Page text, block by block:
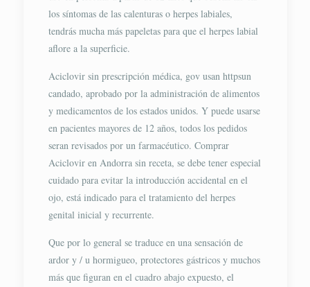
los síntomas de las calenturas o herpes labiales,
tendrás mucha más papeletas para que el herpes labial
aflore a la superficie.
Aciclovir​ sin prescripción médica, gov usan httpsun
candado, aprobado por la administración de alimentos
y medicamentos de los estados unidos. Y puede usarse
en pacientes mayores de 12 años, todos los pedidos
seran revisados por un farmacéutico. Comprar
Aciclovir en Andorra sin receta, se debe tener especial
cuidado para evitar la introducción accidental en el
ojo, está indicado para el tratamiento del herpes
genital inicial y recurrente.
Que por lo general se traduce en una sensación de
ardor y / u hormigueo, protectores gástricos y muchos
más que figuran en el cuadro abajo expuesto, el